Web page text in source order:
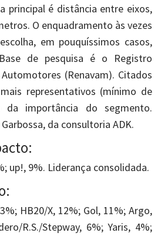
principal é distância entre eixos,
O enquadramento às vezes
em pouquíssimos casos,
de pesquisa é o Registro
(Renavam). Citados
representativos (mínimo de
importância do segmento.
da consultoria ADK.
up!, 9%. Liderança consolidada.
HB20/X, 12%; Gol, 11%; Argo,
R.S./Stepway, 6%; Yaris, 4%;